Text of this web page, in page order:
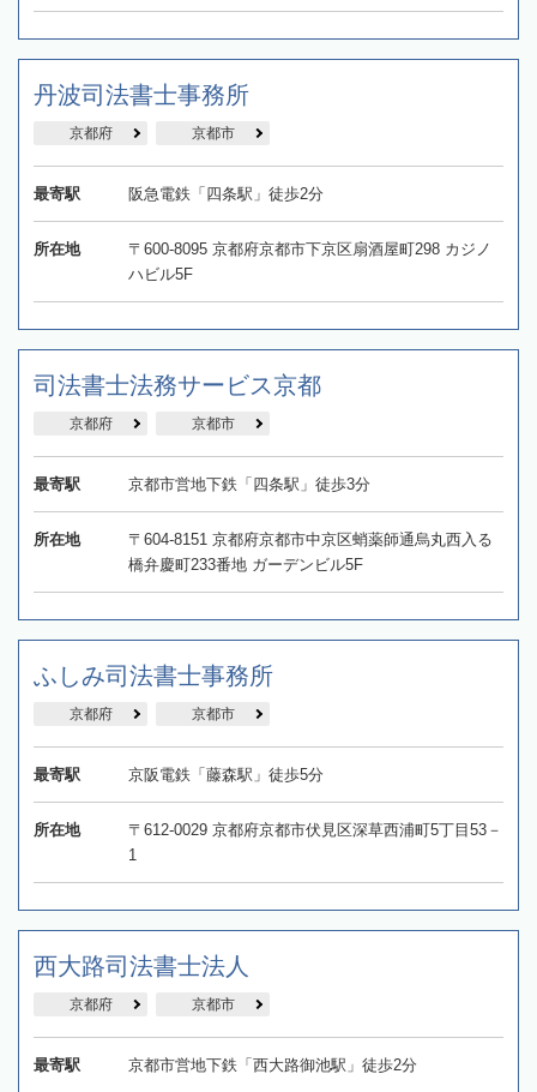
丹波司法書士事務所
京都府 京都市
最寄駅 阪急電鉄「四条駅」徒歩2分
所在地
〒600-8095 京都府京都市下京区扇酒屋町298 カジノ
ハビル5F
司法書士法務サービス京都
京都府 京都市
最寄駅 京都市営地下鉄「四条駅」徒歩3分
所在地
〒604-8151 京都府京都市中京区蛸薬師通烏丸西入る
橋弁慶町233番地 ガーデンビル5F
ふしみ司法書士事務所
京都府 京都市
最寄駅 京阪電鉄「藤森駅」徒歩5分
所在地
〒612-0029 京都府京都市伏見区深草西浦町5丁目53－
1
西大路司法書士法人
京都府 京都市
最寄駅 京都市営地下鉄「西大路御池駅」徒歩2分